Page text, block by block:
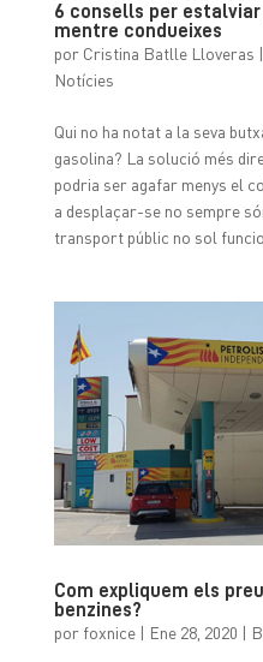
6 consells per
mentre condueixes
por Cristina Batlle Lloveras |
Notícies
Qui no ha notat a la seva
gasolina? La solució més
podria ser agafar menys el
a desplaçar-se no sempre
transport públic no sol
Com expliquem els
benzines?
por foxnice| Ene 28, 2020 |